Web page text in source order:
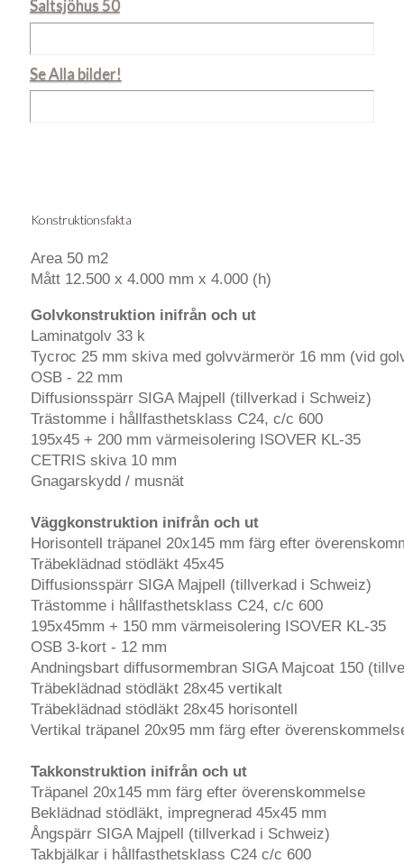
Saltsjöhus 50
Se Alla bilder!
Konstruktionsfakta
Area 50 m2
Mått 12.500 x 4.000 mm x 4.000 (h)
Golvkonstruktion inifrån och ut
Laminatgolv 33 k
Tycroc 25 mm skiva med golvvärmerör 16 mm (vid
OSB - 22 mm
Diffusionsspärr SIGA Majpell (tillverkad i Schweiz)
Trästomme i hållfasthetsklass C24, c/c 600
195x45 + 200 mm värmeisolering ISOVER KL-35
CETRIS skiva 10 mm
Gnagarskydd / musnät
Väggkonstruktion inifrån och ut
Horisontell träpanel 20x145 mm färg efter
Träbeklädnad stödläkt 45x45
Diffusionsspärr SIGA Majpell (tillverkad i Schweiz)
Trästomme i hållfasthetsklass C24, c/c 600
195x45mm + 150 mm värmeisolering ISOVER KL-35
OSB 3-kort - 12 mm
Andningsbart diffusormembran SIGA Majcoat 150
Träbeklädnad stödläkt 28x45 vertikalt
Träbeklädnad stödläkt 28x45 horisontell
Vertikal träpanel 20x95 mm färg efter
Takkonstruktion inifrån och ut
Träpanel 20x145 mm färg efter överenskommelse
Beklädnad stödläkt, impregnerad 45x45 mm
Ångspärr SIGA Majpell (tillverkad i Schweiz)
Takbjälkar i hållfasthetsklass C24 c/c 600